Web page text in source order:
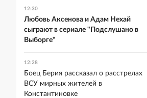
12:30
Любовь Аксенова и Адам Нехай
сыграют в сериале "Подслушано в
Выборге"
12:28
Боец Берия рассказал о расстрелах
ВСУ мирных жителей в
Константиновке